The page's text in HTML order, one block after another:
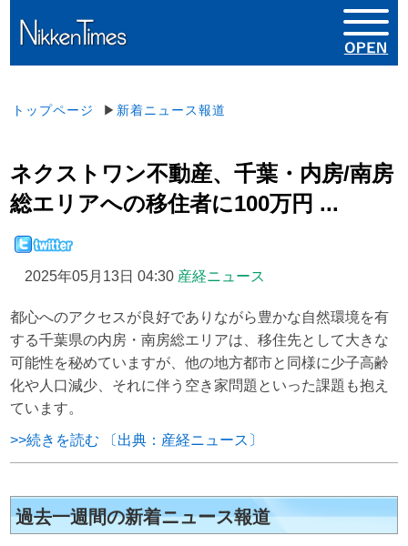
トップページ ▶ 新着ニュース報道
ネクストワン不動産、千葉・内房/南房
総エリアへの移住者に100万円 ...
2025年05月13日 04:30 産経ニュース
都心へのアクセスが良好でありながら豊かな自然環境を有
する千葉県の内房・南房総エリアは、移住先として大きな
可能性を秘めていますが、他の地方都市と同様に少子高齢
化や人口減少、それに伴う空き家問題といった課題も抱え
ています。
>>続きを読む 〔出典：産経ニュース〕
過去一週間の新着ニュース報道